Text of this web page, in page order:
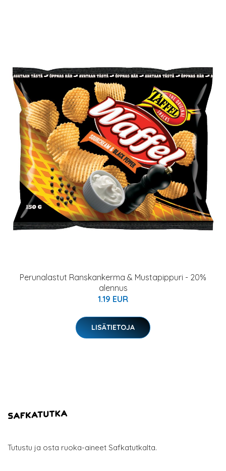
Perunalastut Ranskankerma & Mustapippuri - 20%
alennus
1.19 EUR
LISÄTIETOJA
Tutustu ja osta ruoka-aineet Safkatutkalta.